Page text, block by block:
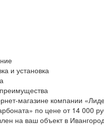
и установка
магазине компании
по цене от 14 000
на ваш объект в